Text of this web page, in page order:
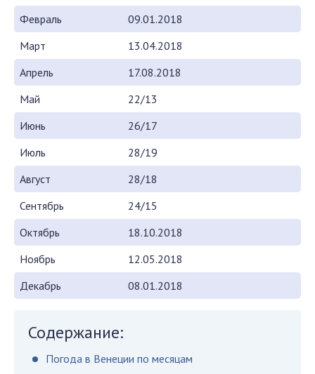
Февраль
09.01.2018
Март
13.04.2018
Апрель
17.08.2018
Май
22/13
Июнь
26/17
Июль
28/19
Август
28/18
Сентябрь
24/15
Октябрь
18.10.2018
Ноябрь
12.05.2018
Декабрь
08.01.2018
Содержание:
Погода в Венеции по месяцам